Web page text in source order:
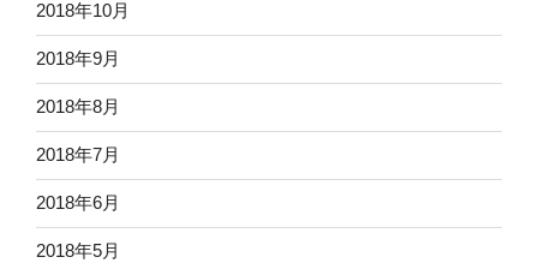
2018年10月
2018年9月
2018年8月
2018年7月
2018年6月
2018年5月